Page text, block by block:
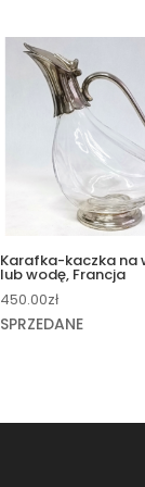
Karafka-kaczka na
lub wodę, Francja
450.00zł
SPRZEDANE